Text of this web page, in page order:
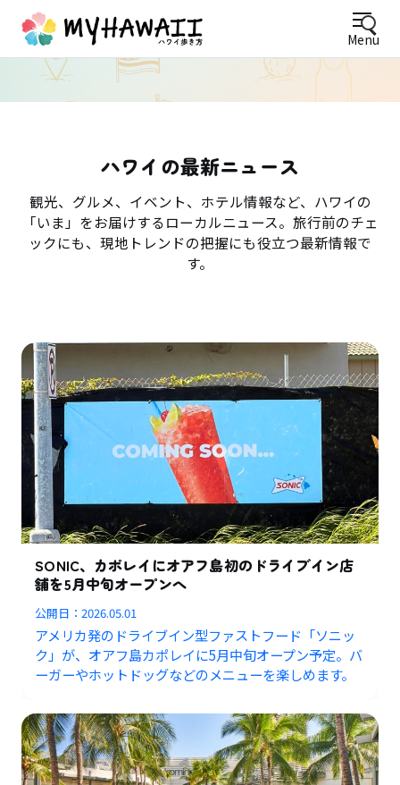
Menu
ハワイの最新ニュース
観光、グルメ、イベント、ホテル情報など、ハワイの
「いま」をお届けするローカルニュース。旅行前のチェ
ックにも、現地トレンドの把握にも役立つ最新情報で
す。
SONIC、カポレイにオアフ島初のドライブイン店
舗を5月中旬オープンへ
公開日：2026.05.01
アメリカ発のドライブイン型ファストフード「ソニッ
ク」が、オアフ島カポレイに5月中旬オープン予定。バ
ーガーやホットドッグなどのメニューを楽しめます。